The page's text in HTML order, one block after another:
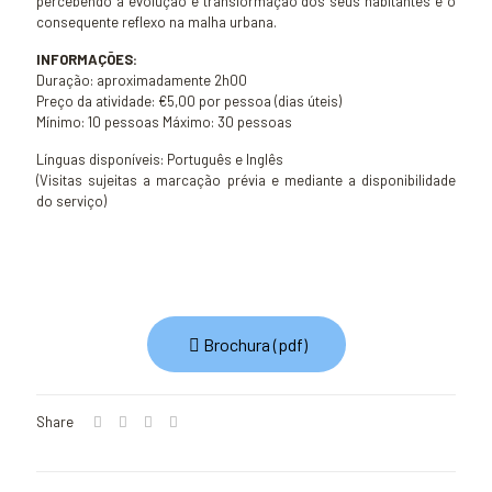
consequente reflexo na malha urbana.
INFORMAÇÕES:
Duração: aproximadamente 2h00
Preço da atividade: €5,00 por pessoa (dias úteis)
Mínimo: 10 pessoas Máximo: 30 pessoas
Línguas disponíveis: Português e Inglês
(Visitas sujeitas a marcação prévia e mediante a disponibilidade
do serviço)
Brochura (pdf)
Share